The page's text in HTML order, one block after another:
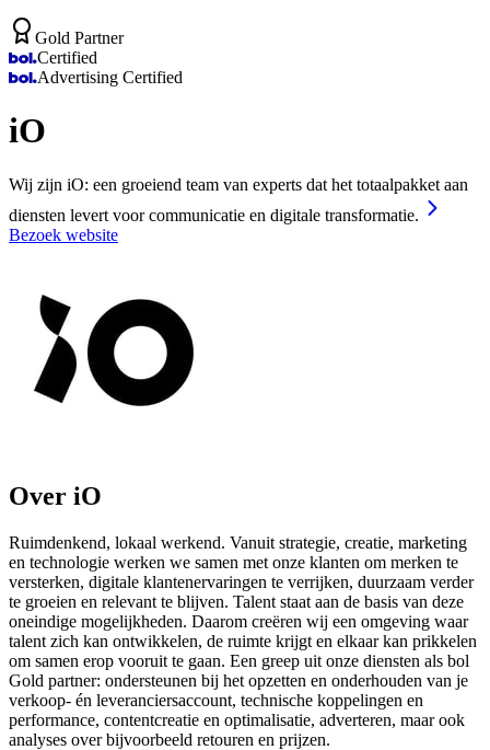
Gold Partner
Certified
Advertising Certified
iO
Wij zijn iO: een groeiend team van experts dat het totaalpakket aan
diensten levert voor communicatie en digitale transformatie.
Bezoek website
Over iO
Ruimdenkend, lokaal werkend. Vanuit strategie, creatie, marketing
en technologie werken we samen met onze klanten om merken te
versterken, digitale klantenervaringen te verrijken, duurzaam verder
te groeien en relevant te blijven. Talent staat aan de basis van deze
oneindige mogelijkheden. Daarom creëren wij een omgeving waar
talent zich kan ontwikkelen, de ruimte krijgt en elkaar kan prikkelen
om samen erop vooruit te gaan. Een greep uit onze diensten als bol
Gold partner: ondersteunen bij het opzetten en onderhouden van je
verkoop- én leveranciersaccount, technische koppelingen en
performance, contentcreatie en optimalisatie, adverteren, maar ook
analyses over bijvoorbeeld retouren en prijzen.